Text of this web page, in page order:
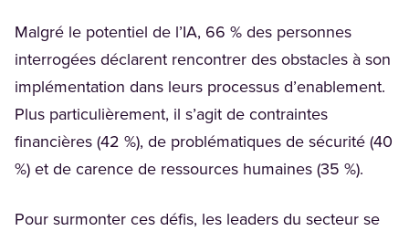
Malgré le potentiel de l’IA, 66 % des personnes
interrogées déclarent rencontrer des obstacles à son
implémentation dans leurs processus d’enablement.
Plus particulièrement, il s’agit de contraintes
financières (42 %), de problématiques de sécurité (40
%) et de carence de ressources humaines (35 %).
Pour surmonter ces défis, les leaders du secteur se